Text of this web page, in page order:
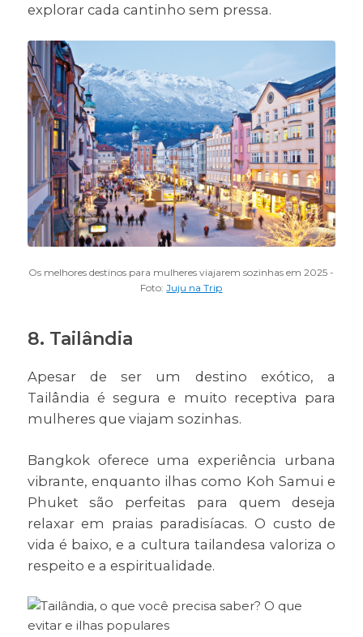
explorar cada cantinho sem pressa.
Os melhores destinos para mulheres viajarem sozinhas em 2025 -
Foto:Juju na Trip
8. Tailândia
Apesar de ser um destino exótico, a
Tailândia é segura e muito receptiva para
mulheres que viajam sozinhas.
Bangkok oferece uma experiência urbana
vibrante, enquanto ilhas como Koh Samui e
Phuket são perfeitas para quem deseja
relaxar em praias paradisíacas. O custo de
vida é baixo, e a cultura tailandesa valoriza o
respeito e a espiritualidade.